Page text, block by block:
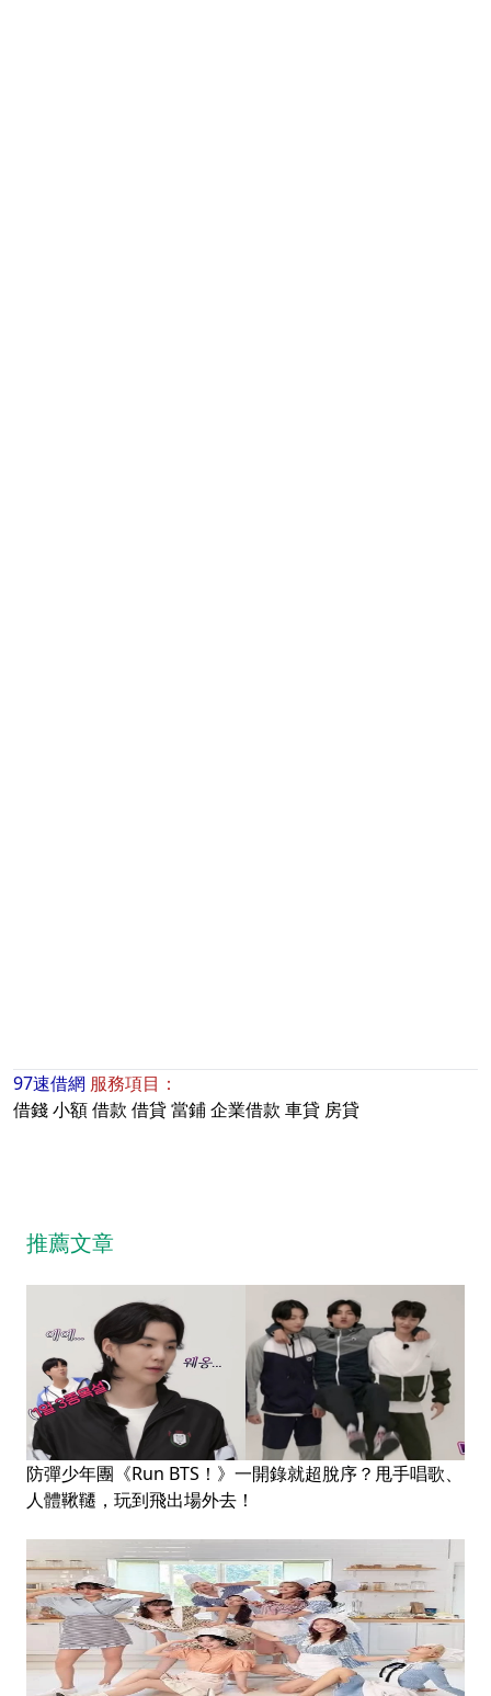
97速借網 服務項目：
借錢小額借款 借貸當鋪企業借款 車貸 房貸
推薦文章
防彈少年團《Run BTS！》一開錄就超脫序？甩手唱歌、
人體鞦韆，玩到飛出場外去！